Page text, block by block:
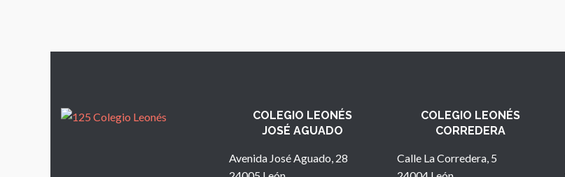
COLEGIO LEONÉS
JOSÉ AGUADO
Avenida José Aguado, 28
COLEGIO LEONÉS
CORREDERA
Calle La Corredera, 5